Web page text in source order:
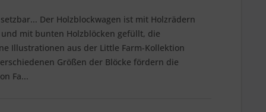
Der Holzblockwagen ist mit Holzrädern
mit bunten Holzblöcken gefüllt, die
Illustrationen aus der Little Farm-Kollektion
Größen der Blöcke fördern die
Fa...